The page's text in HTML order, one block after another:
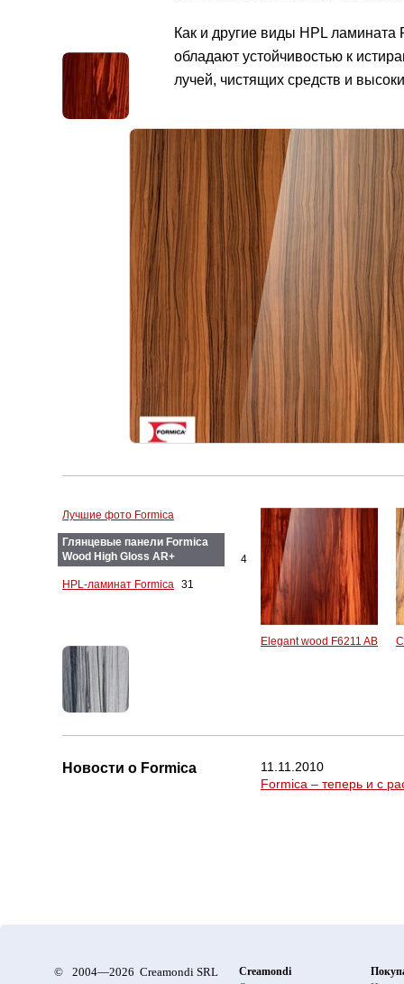
Как и другие виды HPL
обладают устойчивостью к
лучей, чистящих средств и
Лучшие фото Formica
Глянцевые панели Formica
Wood High Gloss AR+
4
HPL-ламинат Formica 31
Elegant wood F6211 AB
Новости о Formica
11.11.2010
Formica – теперь и с
© 2004—2026 Creamondi SRL
Creamondi